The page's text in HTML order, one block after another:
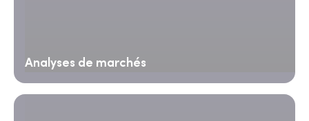
Analyses de marchés